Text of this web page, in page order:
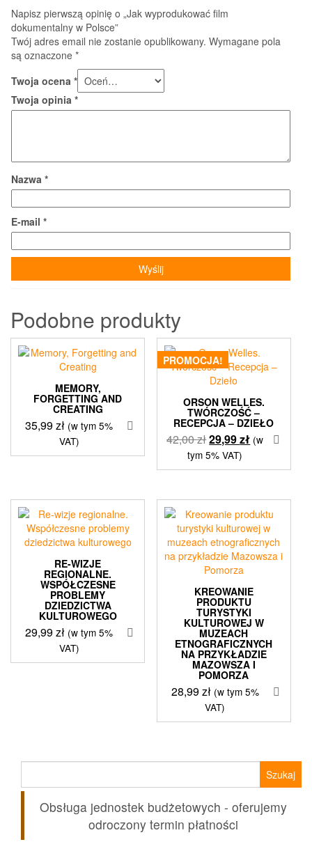
Napisz pierwszą opinię o „Jak wyprodukować film
dokumentalny w Polsce”
Twój adres email nie zostanie opublikowany. Wymagane pola
są oznaczone *
Twoja ocena *
Twoja opinia *
Nazwa *
E-mail *
Podobne produkty
MEMORY,
FORGETTING AND
CREATING
35,99zł (w tym 5%
VAT)
PROMOCJA!
ORSON WELLES.
TWÓRCZOŚĆ –
RECEPCJA – DZIEŁO
42,00złPierwotna
cena
wynosiła:
29,99złAktualna
wynosi:
(w
tym 5% VAT)
RE-WIZJE
REGIONALNE.
WSPÓŁCZESNE
PROBLEMY
DZIEDZICTWA
KULTUROWEGO
29,99zł (w tym 5%
VAT)
KREOWANIE
PRODUKTU
TURYSTYKI
KULTUROWEJ W
MUZEACH
ETNOGRAFICZNYCH
NA PRZYKŁADZIE
MAZOWSZA I
POMORZA
28,99zł (w tym 5%
VAT)
Obsługa jednostek budżetowych - oferujemy
odroczony termin płatności